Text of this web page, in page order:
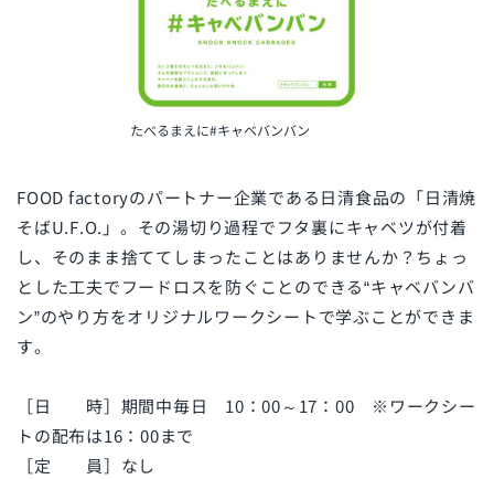
たべるまえに#キャベバンバン
FOOD factoryのパートナー企業である日清食品の「日清焼
そばU.F.O.」。その湯切り過程でフタ裏にキャベツが付着
し、そのまま捨ててしまったことはありませんか？ちょっ
とした工夫でフードロスを防ぐことのできる“キャベバンバ
ン”のやり方をオリジナルワークシートで学ぶことができま
す。
［日 時］期間中毎日 10：00～17：00 ※ワークシー
トの配布は16：00まで
［定 員］なし